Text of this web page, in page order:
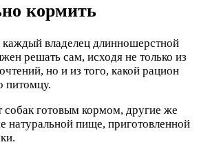
кормить
владелец длинношерстной
решать сам, исходя не только из
но и из того, какой рацион
питомцу.
собак готовым кормом, другие же
натуральной пище, приготовленной